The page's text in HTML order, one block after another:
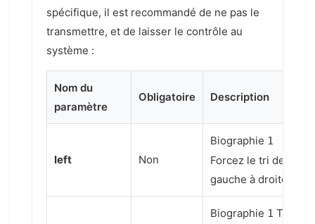
spécifique, il est recommandé de ne pas le
transmettre, et de laisser le contrôle au
système :
Nom du
paramètre
Obligatoire Description
left Non
Biographie 1
Forcez le tri de
gauche à droite.
Biographie 1 Tri